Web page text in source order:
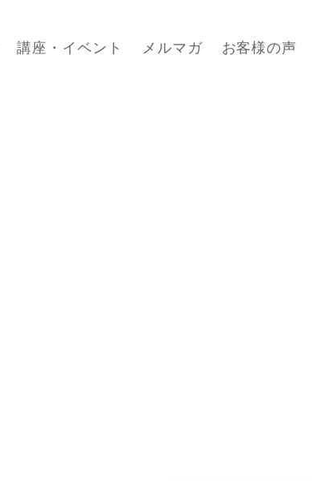
講座・イベント メルマガ お客様の声